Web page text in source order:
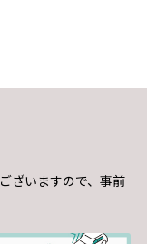
ざいますので、事前